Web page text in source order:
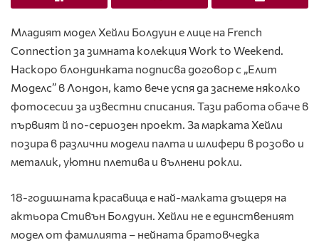
Младият модел Хейли Болдуин е лице на French
Connection за зимната колекция Work to Weekend.
Наскоро блондинката подписва договор с „Елит
Моделс” в Лондон, като вече успя да заснеме няколко
фотосесии за известни списания. Тази работа обаче в
първият й по-сериозен проект. За марката Хейли
позира в различни модели палта и шлифери в розово и
металик, уютни плетива и вълнени рокли.
18-годишната красавица е най-малката дъщеря на
актьора Стивън Болдуин. Хейли не е единственият
модел от фамилията – нейната братовчедка